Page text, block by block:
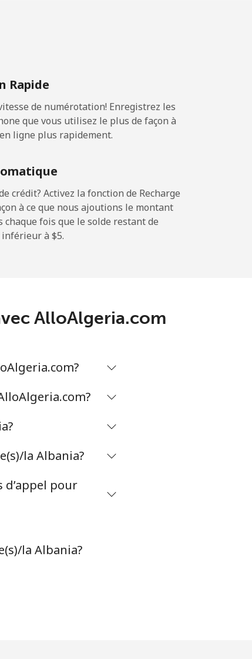
-
-
-
-
Rapide
de numérotation! Enregistrez les
que vous utilisez le plus de façon à
ligne plus rapidement.
crédit? Activez la fonction de Recharge
à ce que nous ajoutions le montant
chaque fois que le solde restant de
à ⁦$5⁩.
AlloAlgeria.com
la Albania?
d’appel pour
la Albania?